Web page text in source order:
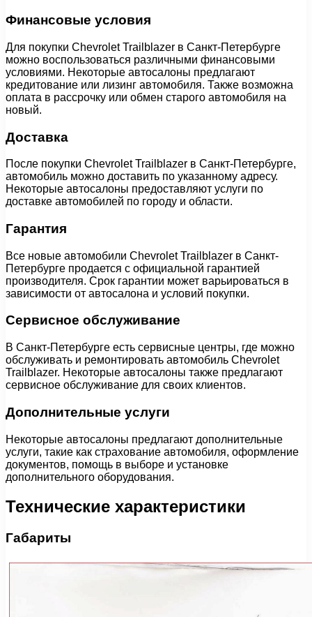
Финансовые условия
Для покупки Chevrolet Trailblazer в Санкт-Петербурге
можно воспользоваться различными финансовыми
условиями. Некоторые автосалоны предлагают
кредитование или лизинг автомобиля. Также возможна
оплата в рассрочку или обмен старого автомобиля на
новый.
Доставка
После покупки Chevrolet Trailblazer в Санкт-Петербурге,
автомобиль можно доставить по указанному адресу.
Некоторые автосалоны предоставляют услуги по
доставке автомобилей по городу и области.
Гарантия
Все новые автомобили Chevrolet Trailblazer в Санкт-
Петербурге продается с официальной гарантией
производителя. Срок гарантии может варьироваться в
зависимости от автосалона и условий покупки.
Сервисное обслуживание
В Санкт-Петербурге есть сервисные центры, где можно
обслуживать и ремонтировать автомобиль Chevrolet
Trailblazer. Некоторые автосалоны также предлагают
сервисное обслуживание для своих клиентов.
Дополнительные услуги
Некоторые автосалоны предлагают дополнительные
услуги, такие как страхование автомобиля, оформление
документов, помощь в выборе и установке
дополнительного оборудования.
Технические характеристики
Габариты